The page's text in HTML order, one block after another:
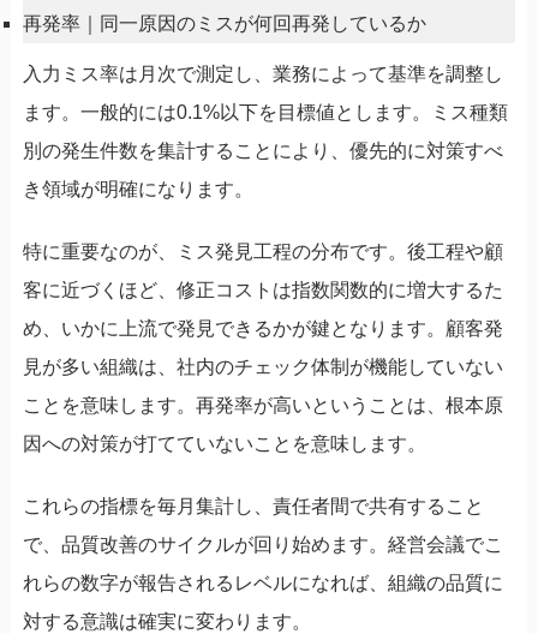
再発率｜同一原因のミスが何回再発しているか
入力ミス率は月次で測定し、業務によって基準を調整し
ます。一般的には0.1%以下を目標値とします。ミス種類
別の発生件数を集計することにより、優先的に対策すべ
き領域が明確になります。
特に重要なのが、ミス発見工程の分布です。後工程や顧
客に近づくほど、修正コストは指数関数的に増大するた
め、いかに上流で発見できるかが鍵となります。顧客発
見が多い組織は、社内のチェック体制が機能していない
ことを意味します。再発率が高いということは、根本原
因への対策が打てていないことを意味します。
これらの指標を毎月集計し、責任者間で共有すること
で、品質改善のサイクルが回り始めます。経営会議でこ
れらの数字が報告されるレベルになれば、組織の品質に
対する意識は確実に変わります。